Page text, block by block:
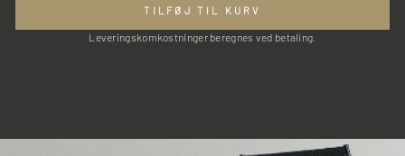
TILFØJ TIL KURV
Leveringskomkostninger beregnes ved betaling.